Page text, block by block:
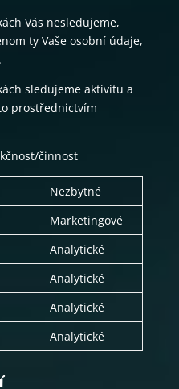
Vás nesledujeme,
ty Vaše osobní údaje,
sledujeme aktivitu a
prostřednictvím
činnost
Nezbytné
Marketingové
Analytické
Analytické
Analytické
Analytické